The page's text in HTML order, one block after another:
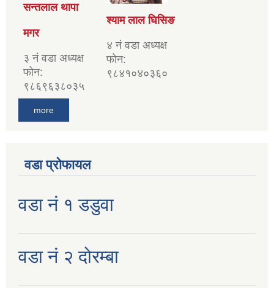
सन्तलाल थापा
मगर
३ नं वडा अध्यक्ष
फोन:
९८६९६३८०३५
श्याम लाल घिसिङ
४ नं वडा अध्यक्ष
फोन:
९८४१०४०३६०
more
वडा प्रोफायल
वडा नं १ डडुवा
वडा नं २ दोरम्बा